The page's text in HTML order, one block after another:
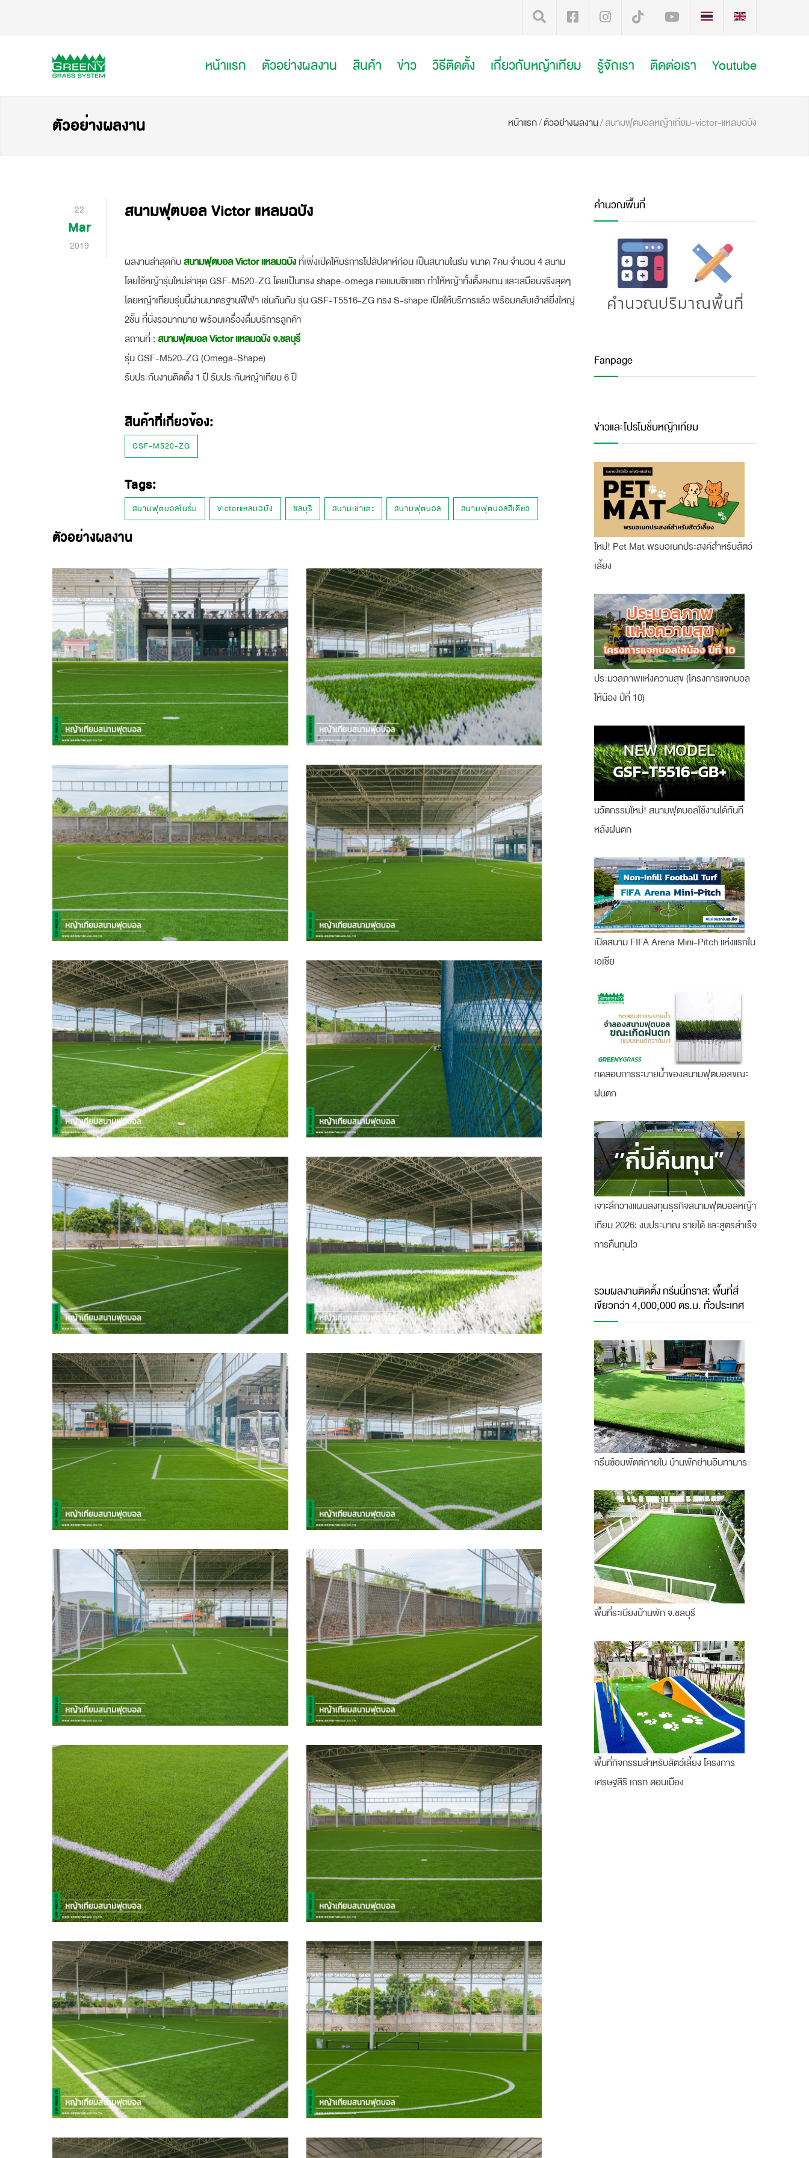
หน้าแรก ตัวอย่างผลงาน สินค้า ข่าว วิธีติดตั้ง เกี่ยวกับหญ้าเทียม รู้จักเรา ติดต่อเรา Youtube
ตัวอย่างผลงาน หน้าแรก/ตัวอย่างผลงาน/สนามฟุตบอลหญ้าเทียม-victor-แหลมฉบัง
22
Mar
2019
สนามฟุตบอล Victor แหลมฉบัง
ผลงานล่าสุดกับสนามฟุตบอล Victor แหลมฉบังที่เพิ่งเปิดให้บริการไปสัปดาห์ก่อน เป็นสนามในร่ม ขนาด 7คน จำนวน 4 สนาม
โดยใช้หญ้ารุ่นใหม่ล่าสุด GSF-M520-ZG โดยเป็นทรง shape-omega ทอแบบซิกแซก ทำให้หญ้าทั้งตั้งคงทน และเสมือนจริงสุดๆ
โดยหญ้าเทียมรุ่นนี้ผ่านมาตรฐานฟีฟ่า เช่นกันกับ รุ่น GSF-T5516-ZG ทรง S-shape เปิดให้บริการแล้ว พร้อมคลับเฮ้าส์ยิ่งใหญ่
2ชั้น ที่นั่งรอมากมาย พร้อมเครื่องดื่มบริการลูกค้า
สถานที่ : สนามฟุตบอล Victor แหลมฉบัง จ.ชลบุรี
รุ่น GSF-M520-ZG (Omega-Shape)
รับประกันงานติดตั้ง 1 ปี รับประกันหญ้าเทียม 6 ปี
สินค้าที่เกี่ยวข้อง:
GSF-M520-ZG
Tags:
สนามฟุตบอลในร่ม Victorแหลมฉบัง ชลบุรี สนามเช่าเตะ สนามฟุตบอล สนามฟุตบอลสีเดียว
ตัวอย่างผลงาน
คำนวณพื้นที่
Fanpage
ข่าวและโปรโมชั่นหญ้าเทียม
ใหม่! Pet Mat พรมอเนกประสงค์สำหรับสัตว์
เลี้ยง
ประมวลภาพแห่งความสุข (โครงการแจกบอล
ให้น้อง ปีที่ 10)
นวัตกรรมใหม่! สนามฟุตบอลใช้งานได้ทันที
หลังฝนตก
เปิดสนาม FIFA Arena Mini-Pitch แห่งแรกใน
เอเชีย
ทดสอบการระบายน้ำของสนามฟุตบอลขณะ
ฝนตก
เจาะลึกวางแผนลงทุนธุรกิจสนามฟุตบอลหญ้า
เทียม 2026: งบประมาณ รายได้ และสูตรสำเร็จ
การคืนทุนไว
รวมผลงานติดตั้ง กรีนนี่กราส: พื้นที่สี
เขียวกว่า 4,000,000 ตร.ม. ทั่วประเทศ
กรีนซ้อมพัตต์ภายใน บ้านพักย่านอินทามาระ
พื้นที่ระเบียงบ้านพัก จ.ชลบุรี
พื้นที่กิจกรรมสำหรับสัตว์เลี้ยง โครงการ
เศรษฐสิริ เกรท ดอนเมือง